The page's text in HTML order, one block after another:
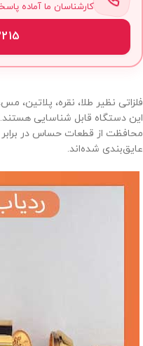
کارشناسان ما آماده
فلزاتی نظیر طلا، نقره، پلاتین،
این دستگاه قابل شناسایی
محافظت از قطعات حساس در برابر
عایق‌بندی شده‌اند.